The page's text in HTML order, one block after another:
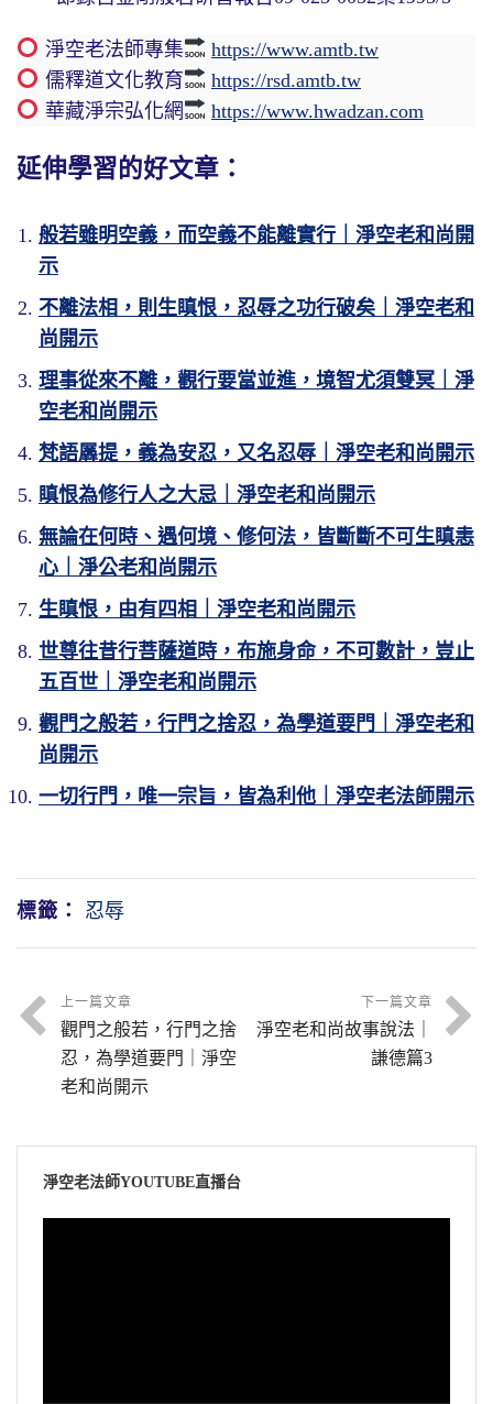
淨空老法師專集
https://www.amtb.tw
儒釋道文化教育
https://rsd.amtb.tw
華藏淨宗弘化網
https://www.hwadzan.com
延伸學習的好文章：
般若雖明空義，而空義不能離實行｜淨空老和尚開
示
不離法相，則生瞋恨，忍辱之功行破矣｜淨空老和
尚開示
理事從來不離，觀行要當並進，境智尤須雙冥｜淨
空老和尚開示
梵語羼提，義為安忍，又名忍辱｜淨空老和尚開示
瞋恨為修行人之大忌｜淨空老和尚開示
無論在何時、遇何境、修何法，皆斷斷不可生瞋恚
心｜淨公老和尚開示
生瞋恨，由有四相｜淨空老和尚開示
世尊往昔行菩薩道時，布施身命，不可數計，豈止
五百世｜淨空老和尚開示
觀門之般若，行門之捨忍，為學道要門｜淨空老和
尚開示
一切行門，唯一宗旨，皆為利他｜淨空老法師開示
標籤： 忍辱
上一篇文章
觀門之般若，行門之捨
忍，為學道要門｜淨空
老和尚開示
下一篇文章
淨空老和尚故事說法｜
謙德篇3
淨空老法師YOUTUBE直播台